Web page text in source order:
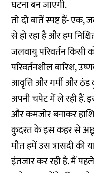
घटना बन जाएगी.
तो दो बातें स्पष्ट हैं- एक,
से हो रहा है और हम
जलवायु परिवर्तन किसी
परिवर्तनशील बारिश,
आवृत्ति और गर्मी और
अपनी चपेट में ले रही हैं.
और कमजोर बनाकर
कुदरत के इस कहर से
मौत हमें उस त्रासदी की
इंतजार कर रही है. मैं